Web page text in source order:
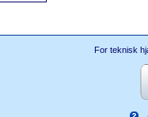
For teknisk